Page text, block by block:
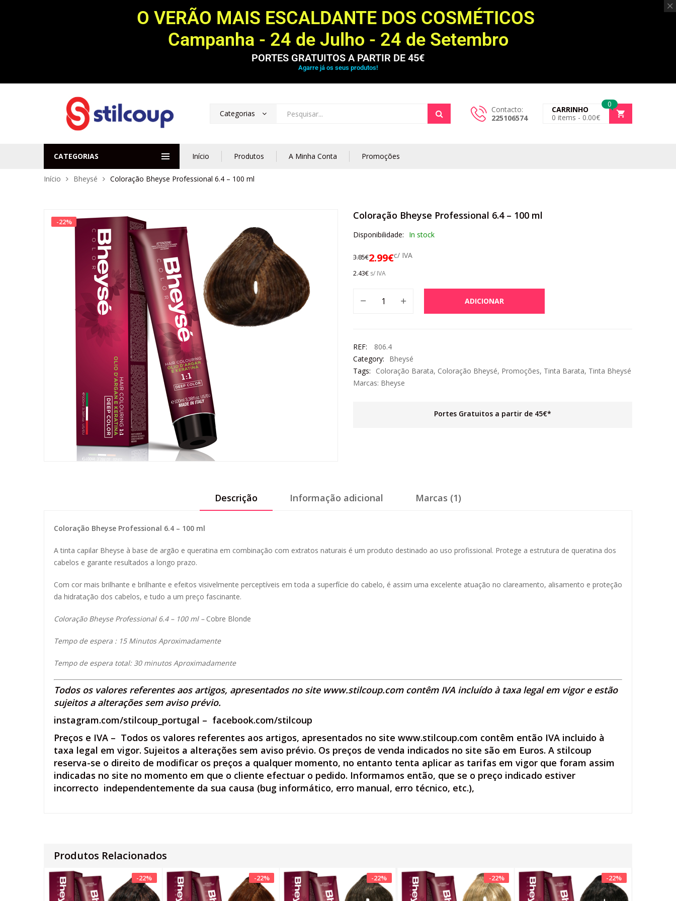
O VERÃO MAIS ESCALDANTE DOS COSMÉTICOS
Campanha - 24 de Julho - 24 de Setembro
PORTES GRATUITOS A PARTIR DE 45€
Agarre já os seus produtos!
Categorias
Contacto:
225106574
0
CARRINHO
0 items - 0.00€
CATEGORIAS Início Produtos A Minha Conta Promoções
Início Bheysé Coloração Bheyse Professional 6.4 – 100 ml
-22%
Coloração Bheyse Professional 6.4 – 100 ml
Disponibilidade: In stock
3.85€2.99€c/ IVA
2.43€ s/ IVA
ADICIONAR
REF:
806.4
Category:
Bheysé
Tags:
Coloração Barata, Coloração Bheysé, Promoções, Tinta Barata, Tinta Bheysé
Marcas: Bheyse
Portes Gratuitos a partir de 45€*
Descrição Informação adicional Marcas (1)
Coloração Bheyse Professional 6.4 – 100 ml
A tinta capilar Bheyse à base de argão e queratina em combinação com extratos naturais é um produto destinado ao uso profissional. Protege a estrutura de queratina dos
cabelos e garante resultados a longo prazo.
Com cor mais brilhante e brilhante e efeitos visivelmente perceptíveis em toda a superfície do cabelo, é assim uma excelente atuação no clareamento, alisamento e proteção
da hidratação dos cabelos, e tudo a um preço fascinante.
Coloração Bheyse Professional 6.4 – 100 ml –Cobre Blonde
Tempo de espera : 15 Minutos Aproximadamente
Tempo de espera total: 30 minutos Aproximadamente
Todos os valores referentes aos artigos, apresentados no site www.stilcoup.comcontêm IVA incluído à taxa legal em vigor e estão
sujeitos a alterações sem aviso prévio.
instagram.com/stilcoup_portugal – facebook.com/stilcoup
Preços e IVA – Todos os valores referentes aos artigos, apresentados no site www.stilcoup.com contêm então IVA incluido à
taxa legal em vigor. Sujeitos a alterações sem aviso prévio. Os preços de venda indicados no site são em Euros. A stilcoup
reserva-se o direito de modificar os preços a qualquer momento, no entanto tenta aplicar as tarifas em vigor que foram assim
indicadas no site no momento em que o cliente efectuar o pedido. Informamos então, que se o preço indicado estiver
incorrecto independentemente da sua causa (bug informático, erro manual, erro técnico, etc.),
Produtos Relacionados
-22% -22% -22% -22% -22%